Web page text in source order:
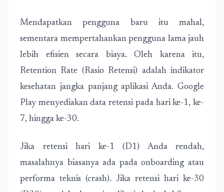
Mendapatkan pengguna baru itu mahal,
sementara mempertahankan pengguna lama jauh
lebih efisien secara biaya. Oleh karena itu,
Retention Rate (Rasio Retensi) adalah indikator
kesehatan jangka panjang aplikasi Anda. Google
Play menyediakan data retensi pada hari ke-1, ke-
7, hingga ke-30.
Jika retensi hari ke-1 (D1) Anda rendah,
masalahnya biasanya ada pada onboarding atau
performa teknis (crash). Jika retensi hari ke-30